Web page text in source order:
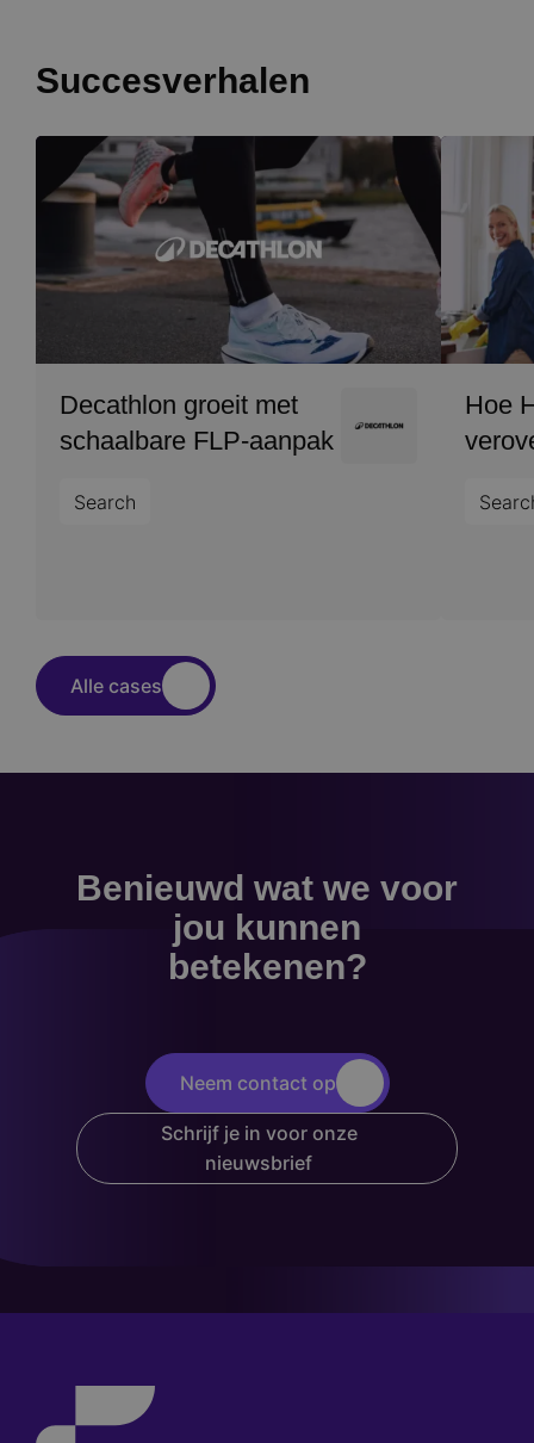
Succesverhalen
Image
Decathlon groeit met
schaalbare FLP-aanpak
Search
Image
Hoe
Alle cases
Benieuwd wat we voor
jou kunnen
betekenen?
Neem contact op
Schrijf je in voor onze
nieuwsbrief